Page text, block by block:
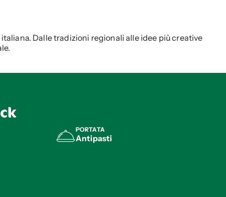
Dalle tradizioni regionali alle idee più creative
PORTATA
Antipasti